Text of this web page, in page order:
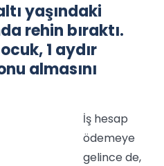
yaşındaki
rehin bıraktı.
1 aydır
almasını
İş hesap
ödemeye
gelince de,